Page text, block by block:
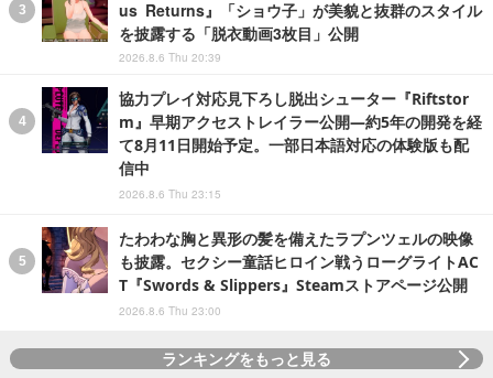
us Returns』「ショウ子」が美貌と抜群のスタイル
を披露する「脱衣動画3枚目」公開
2026.8.6 Thu 20:39
協力プレイ対応見下ろし脱出シューター『Riftstor
m』早期アクセストレイラー公開―約5年の開発を経
て8月11日開始予定。一部日本語対応の体験版も配
信中
2026.8.6 Thu 23:15
たわわな胸と異形の髪を備えたラプンツェルの映像
も披露。セクシー童話ヒロイン戦うローグライトAC
T『Swords & Slippers』Steamストアページ公開
2026.8.6 Thu 23:00
ランキングをもっと見る